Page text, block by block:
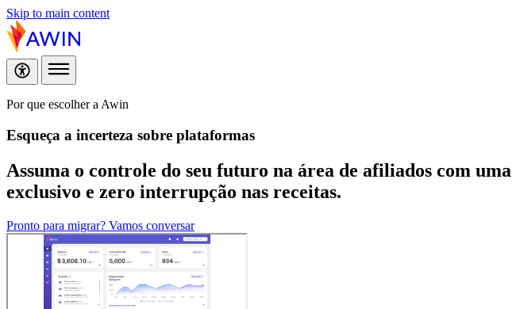
Skip to main content
Por que escolher a Awin
Esqueça a incerteza sobre plataformas
Assuma o controle do seu futuro na área de afiliados com
exclusivo e zero interrupção nas receitas.
Pronto para migrar? Vamos conversar